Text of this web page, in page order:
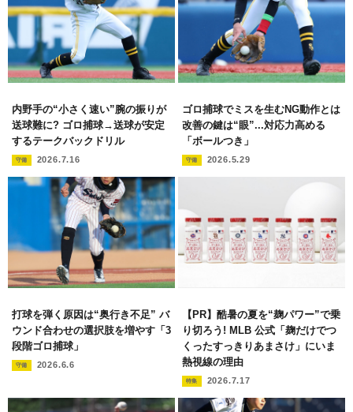
内野手の“小さく速い”腕の振りが
送球難に? ゴロ捕球→送球が安定
するテークバックドリル
守備 2026.7.16
ゴロ捕球でミスを生むNG動作とは
改善の鍵は“眼”...対応力高める
「ボールつき」
守備 2026.5.29
打球を弾く原因は“奥行き不足” バ
ウンド合わせの選択肢を増やす「3
段階ゴロ捕球」
守備 2026.6.6
【PR】酷暑の夏を“麹パワー”で乗
り切ろう! MLB 公式「麹だけでつ
くったすっきりあまさけ」にいま
熱視線の理由
特集 2026.7.17